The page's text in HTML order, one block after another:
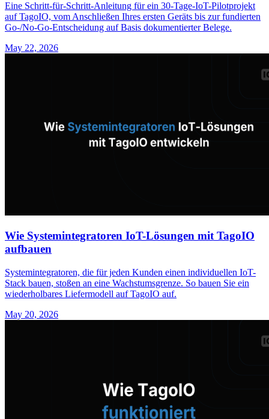
Eine Schritt-für-Schritt-Anleitung für ein 30-Tage-IoT-Pilotprojekt
auf TagoIO, vom Anschließen Ihres ersten Geräts bis zur fundierten
Go-/No-Go-Entscheidung auf Basis dokumentierter Belege.
May 22, 2026
Wie Systemintegratoren IoT-Lösungen mit TagoIO
aufbauen
Systemintegratoren, die für jeden Kunden einen individuellen IoT-
Stack bauen, stoßen an eine Wachstumsgrenze. So bauen Sie ein
wiederholbares Liefermodell auf TagoIO auf.
May 20, 2026